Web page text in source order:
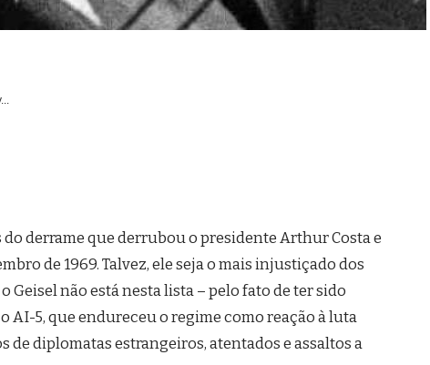
do derrame que derrubou o presidente Arthur Costa e
de 1969. Talvez, ele seja o mais injustiçado dos
não está nesta lista – pelo fato de ter sido
AI-5, que endureceu o regime como reação à luta
de diplomatas estrangeiros, atentados e assaltos a